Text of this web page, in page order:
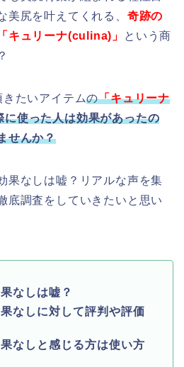
美尻を叶えてくれる、 奇跡の
キュリーナ(culina) 」
という商
たいアイテムの「キュリーナ
に使った人は効果があったの
せんか？
果なしは嘘？リアルな声を集
底調査をしていきたいと思い
なしは嘘？
なしに対して評判や評価
なしと感じる方は使い方